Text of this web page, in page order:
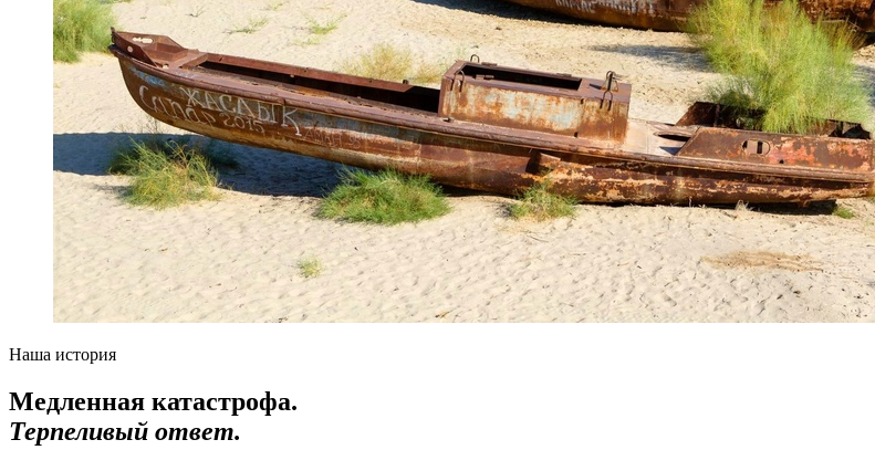
Наша история
Медленная катастрофа.
Терпеливый ответ.